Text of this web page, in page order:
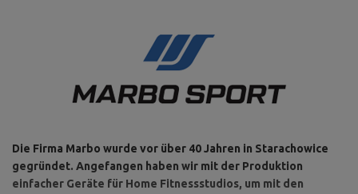
Die Firma Marbo wurde vor über 40 Jahren in Starachowice
gegründet. Angefangen haben wir mit der Produktion
einfacher Geräte für Home Fitnessstudios, um mit den